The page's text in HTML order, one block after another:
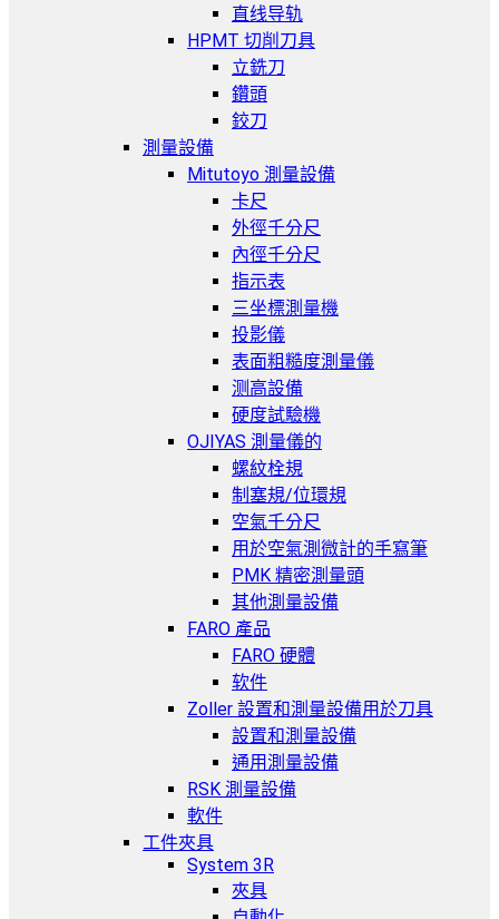
直线导轨
HPMT 切削刀具
立銑刀
鑽頭
鉸刀
測量設備
Mitutoyo 測量設備
卡尺
外徑千分尺
內徑千分尺
指示表
三坐標測量機
投影儀
表面粗糙度測量儀
测高設備
硬度試驗機
OJIYAS 測量儀的
螺紋栓規
制塞規/位環規
空氣千分尺
用於空氣測微計的手寫筆
PMK 精密測量頭
其他測量設備
FARO 產品
FARO 硬體
软件
Zoller 設置和測量設備用於刀具
設置和測量設備
通用測量設備
RSK 測量設備
軟件
工件夾具
System 3R
夾具